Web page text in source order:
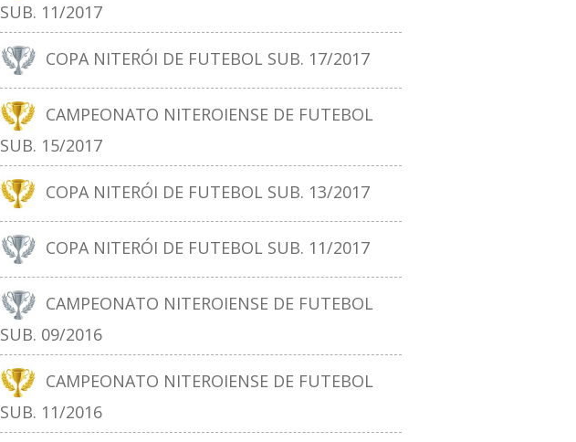
SUB. 11/2017
COPA NITERÓI DE FUTEBOL SUB. 17/2017
CAMPEONATO NITEROIENSE DE FUTEBOL
SUB. 15/2017
COPA NITERÓI DE FUTEBOL SUB. 13/2017
COPA NITERÓI DE FUTEBOL SUB. 11/2017
CAMPEONATO NITEROIENSE DE FUTEBOL
SUB. 09/2016
CAMPEONATO NITEROIENSE DE FUTEBOL
SUB. 11/2016